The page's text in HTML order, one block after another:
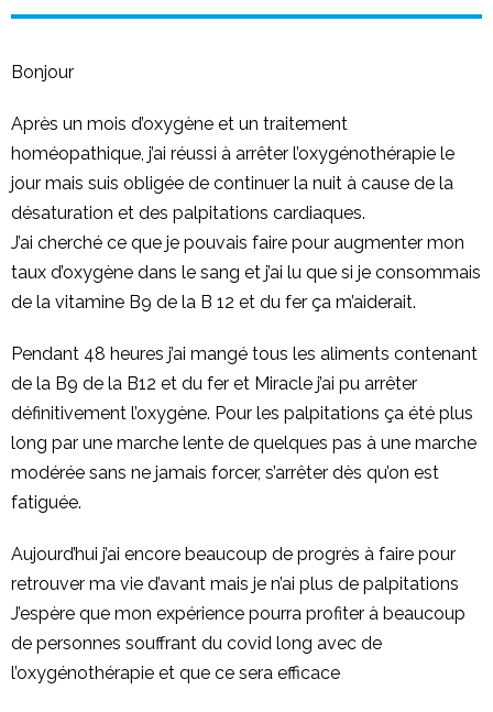
Bonjour
Après un mois d’oxygène et un traitement
homéopathique, j’ai réussi à arrêter l’oxygénothérapie le
jour mais suis obligée de continuer la nuit à cause de la
désaturation et des palpitations cardiaques.
J’ai cherché ce que je pouvais faire pour augmenter mon
taux d’oxygène dans le sang et j’ai lu que si je consommais
de la vitamine B9 de la B 12 et du fer ça m’aiderait.
Pendant 48 heures j’ai mangé tous les aliments contenant
de la B9 de la B12 et du fer et Miracle j’ai pu arrêter
définitivement l’oxygène. Pour les palpitations ça été plus
long par une marche lente de quelques pas à une marche
modérée sans ne jamais forcer, s’arrêter dès qu’on est
fatiguée.
Aujourd’hui j’ai encore beaucoup de progrès à faire pour
retrouver ma vie d’avant mais je n’ai plus de palpitations
J’espère que mon expérience pourra profiter à beaucoup
de personnes souffrant du covid long avec de
l’oxygénothérapie et que ce sera efficace